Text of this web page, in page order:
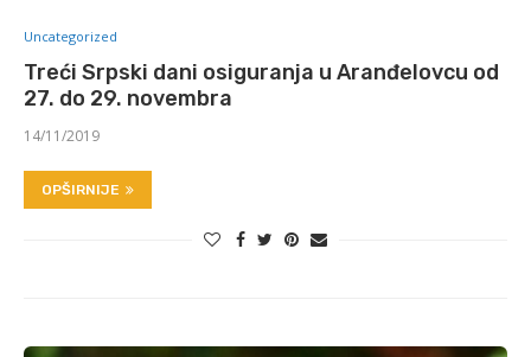
Uncategorized
Treći Srpski dani osiguranja u Aranđelovcu od
27. do 29. novembra
14/11/2019
OPŠIRNIJE